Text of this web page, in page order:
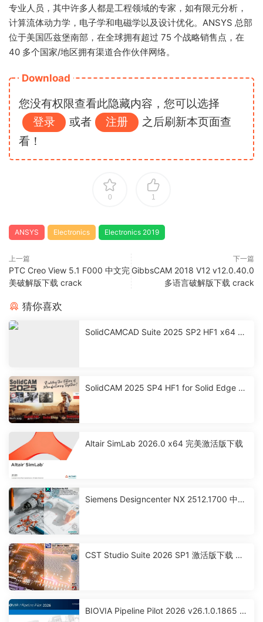
专业人员，其中许多人都是工程领域的专家，如有限元分析，
计算流体动力学，电子学和电磁学以及设计优化。ANSYS 总部
位于美国匹兹堡南部，在全球拥有超过 75 个战略销售点，在
40 多个国家/地区拥有渠道合作伙伴网络。
Download
您没有权限查看此隐藏内容，您可以选择
登录
或者 注册
之后刷新本页面查
看！
0 1
ANSYS Electronics Electronics 2019
上一篇
PTC Creo View 5.1 F000 中文完
美破解版下载 crack
下一篇
GibbsCAM 2018 V12 v12.0.40.0
多语言破解版下载 crack
猜你喜欢
SolidCAMCAD Suite 2025 SP2 HF1 x64 激
SolidCAM 2025 SP4 HF1 for Solid Edge 激
Altair SimLab 2026.0 x64 完美激活版下载
Siemens Designcenter NX 2512.1700 中文
CST Studio Suite 2026 SP1 激活版下载 高
BIOVIA Pipeline Pilot 2026 v26.1.0.1865 x